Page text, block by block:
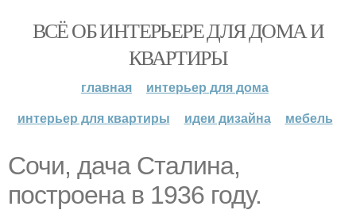
ВСЁ ОБ ИНТЕРЬЕРЕ ДЛЯ ДОМА И
КВАРТИРЫ
главная
интерьер для дома
интерьер для квартиры
идеи дизайна мебель
Сочи, дача Сталина,
построена в 1936 году.